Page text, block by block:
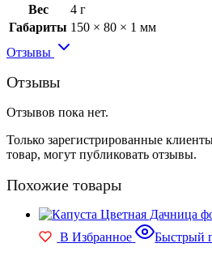
Вес
4 г
Габариты 150 × 80 × 1 мм
Отзывы
Отзывы
Отзывов пока нет.
Только зарегистрированные
товар, могут публиковать отзывы.
Похожие товары
В Избранное
Быстрый